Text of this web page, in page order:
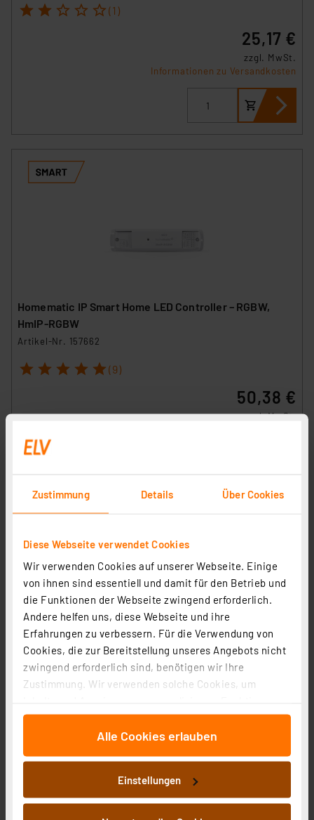
Zustimmung Details Über Cookies
Diese Webseite verwendet Cookies
Wir verwenden Cookies auf unserer Webseite. Einige
von ihnen sind essentiell und damit für den Betrieb und
die Funktionen der Webseite zwingend erforderlich.
Andere helfen uns, diese Webseite und ihre
Erfahrungen zu verbessern. Für die Verwendung von
Cookies, die zur Bereitstellung unseres Angebots nicht
zwingend erforderlich sind, benötigen wir Ihre
Zustimmung. Wir verwenden solche Cookies, um
für soziale Medien anbieten zu können und die Zugriffe
auf unsere Website zu analysieren. Außerdem geben
an unsere Partner für soziale Medien, Werbung und
Analysen weiter. Unsere Partner führen diese
Informationen möglicherweise mit weiteren Daten
Alle Cookies erlauben
Einstellungen
1 2 3 4 5 (1)
25,17 €
zzgl. MwSt.
Informationen zu Versandkosten
Homematic IP Smart Home LED Controller – RGBW,
HmIP-RGBW
Artikel-Nr. 157662
1 2 3 4 5 (9)
50,38 €
zzgl. MwSt.
LEDVANCE SMART+WiFi 15-W-LED-Lichtstreifen NEON
FLEX, 520 lm, Tunable White, RGB, dimmbar, IP65, 3 m
Informationen zu Versandkosten